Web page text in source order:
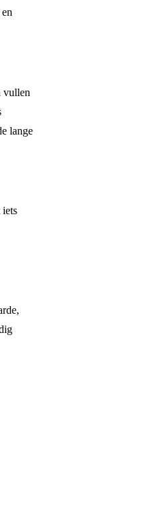
vullen
lange